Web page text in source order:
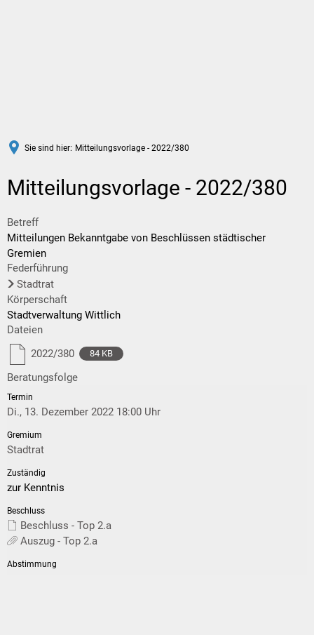
Sie sind hier: Mitteilungsvorlage - 2022/380
Mitteilungsvorlage - 2022/380
Betreff
Mitteilungen Bekanntgabe von Beschlüssen städtischer
Gremien
Federführung
Stadtrat
Körperschaft
Stadtverwaltung Wittlich
Dateien
2022/380
84 KB
Beratungsfolge
Di., 13. Dezember 2022 18:00 Uhr
Stadtrat
zur Kenntnis
Beschluss - Top 2.a
Auszug - Top 2.a